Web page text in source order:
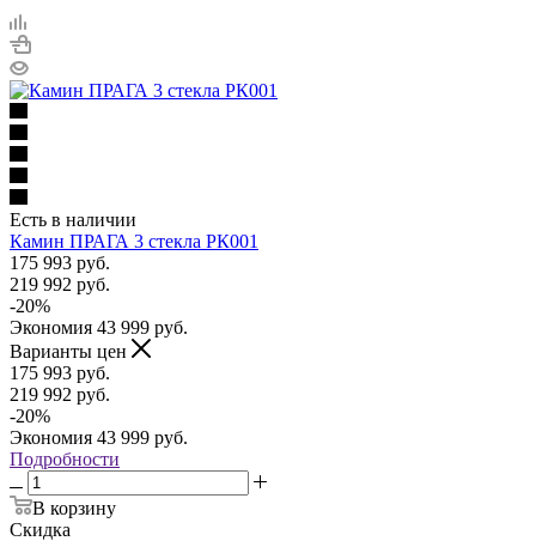
Есть в наличии
Камин ПРАГА 3 стекла РК001
175 993 руб.
219 992 руб.
-20%
Экономия 43 999 руб.
Варианты цен
175 993 руб.
219 992 руб.
-20%
Экономия 43 999 руб.
Подробности
В корзину
Скидка